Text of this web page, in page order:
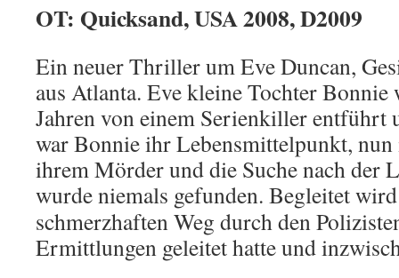
OT: Quicksand, USA 2008, D2009
Ein neuer Thriller um Eve Duncan,
aus Atlanta. Eve kleine Tochter
Jahren von einem Serienkiller entführt
war Bonnie ihr Lebensmittelpunkt, nun
ihrem Mörder und die Suche nach der
wurde niemals gefunden. Begleitet
schmerzhaften Weg durch den
Ermittlungen geleitet hatte und